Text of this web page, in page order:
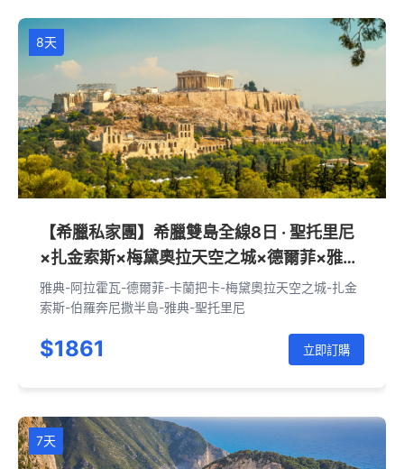
8天
【希臘私家團】希臘雙島全線8日 · 聖托里尼
×扎金索斯×梅黛奧拉天空之城×德爾菲×雅典
深度
雅典-阿拉霍瓦-德爾菲-卡蘭把卡-梅黛奧拉天空之城-扎金
索斯-伯羅奔尼撒半島-雅典-聖托里尼
$1861 立即訂購
7天